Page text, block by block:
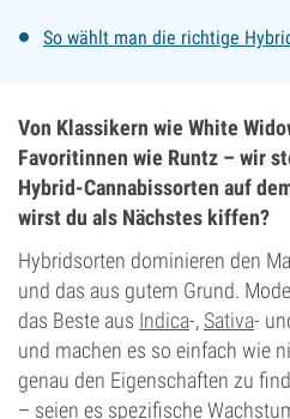
So wählt man die richtige
Von Klassikern wie White
Favoritinnen wie Runtz – wir
Hybrid-Cannabissorten auf
wirst du als Nächstes kiffen?
Hybridsorten dominieren den
und das aus gutem Grund.
das Beste aus Indica-, Sativa-
und machen es so einfach wie
genau den Eigenschaften zu
– seien es spezifische